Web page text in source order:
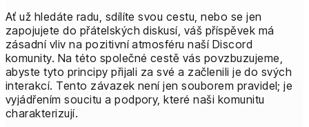
Ať už hledáte radu, sdílíte svou cestu, nebo se jen
zapojujete do přátelských diskusí, váš příspěvek má
zásadní vliv na pozitivní atmosféru naší Discord
komunity. Na této společné cestě vás povzbuzujeme,
abyste tyto principy přijali za své a začlenili je do svých
interakcí. Tento závazek není jen souborem pravidel; je
vyjádřením soucitu a podpory, které naši komunitu
charakterizují.